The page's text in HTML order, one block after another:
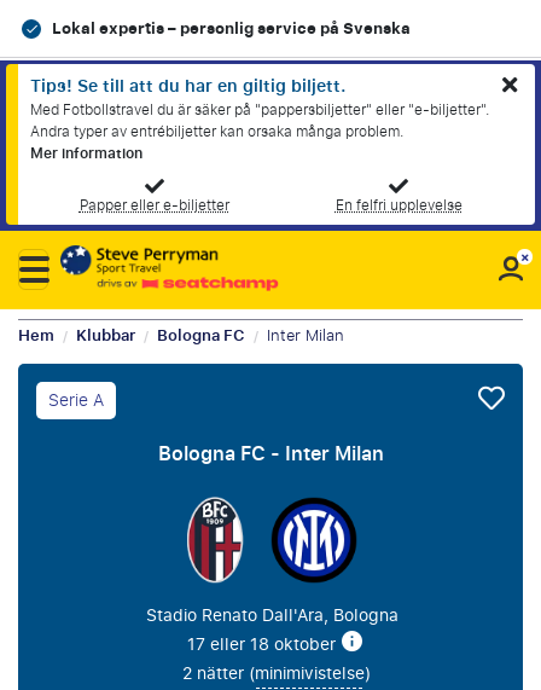
Lokal expertis – personlig service på Svenska
Tips! Se till att du har en giltig biljett.
Med Fotbollstravel du är säker på "pappersbiljetter" eller "e-biljetter".
Andra typer av entrébiljetter kan orsaka många problem.
Mer information
Papper eller e-biljetter
En felfri upplevelse
Hem / Klubbar / Bologna FC / Inter Milan
Serie A
Bologna FC - Inter Milan
Stadio Renato Dall'Ara, Bologna
17 eller 18 oktober
2 nätter (minimivistelse)